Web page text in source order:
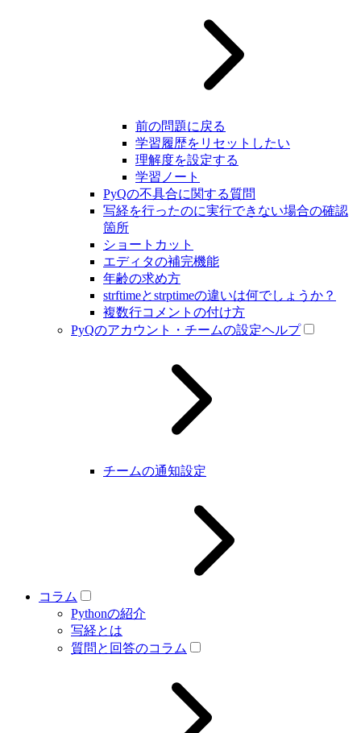
前の問題に戻る
学習履歴をリセットしたい
理解度を設定する
学習ノート
PyQの不具合に関する質問
写経を行ったのに実行できない場合の確認
箇所
ショートカット
エディタの補完機能
年齢の求め方
strftimeとstrptimeの違いは何でしょうか？
複数行コメントの付け方
PyQのアカウント・チームの設定ヘルプ
チームの通知設定
コラム
Pythonの紹介
写経とは
質問と回答のコラム